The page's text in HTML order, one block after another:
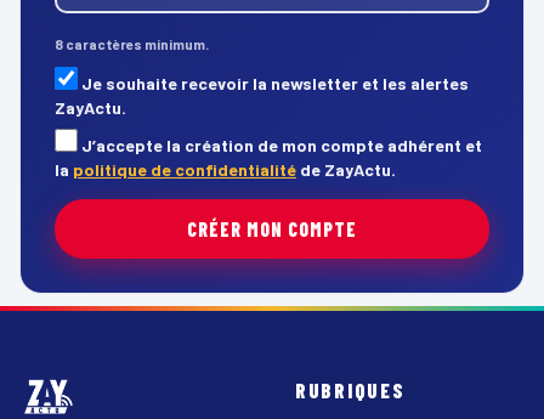
8 caractères minimum.
Je souhaite recevoir la newsletter et les alertes
ZayActu.
J’accepte la création de mon compte adhérent et
la politique de confidentialité de ZayActu.
CRÉER MON COMPTE
RUBRIQUES